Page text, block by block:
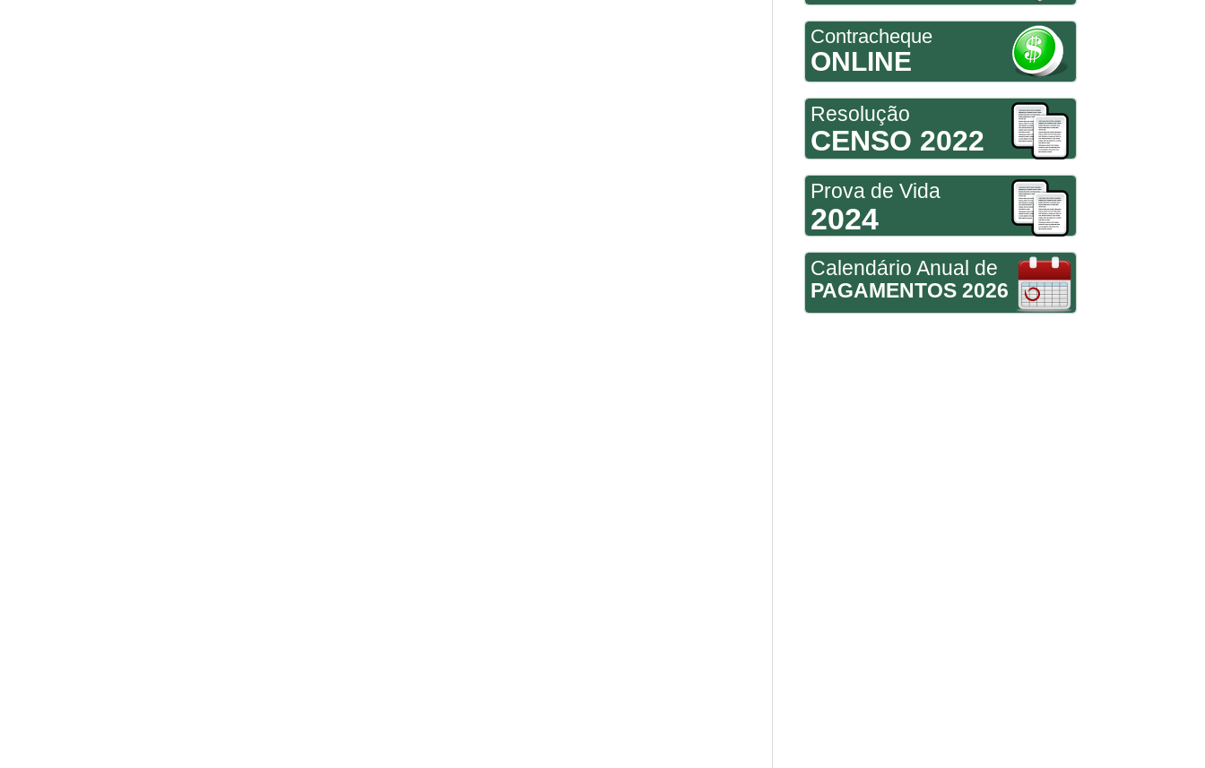
Contracheque
ONLINE
Resolução
CENSO 2022
Prova de Vida
2024
Calendário Anual de
PAGAMENTOS 2026